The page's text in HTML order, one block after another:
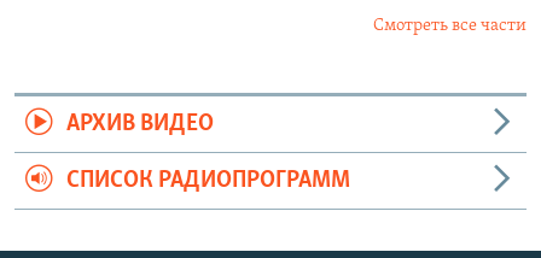
Смотреть все части
АРХИВ ВИДЕО
СПИСОК РАДИОПРОГРАММ